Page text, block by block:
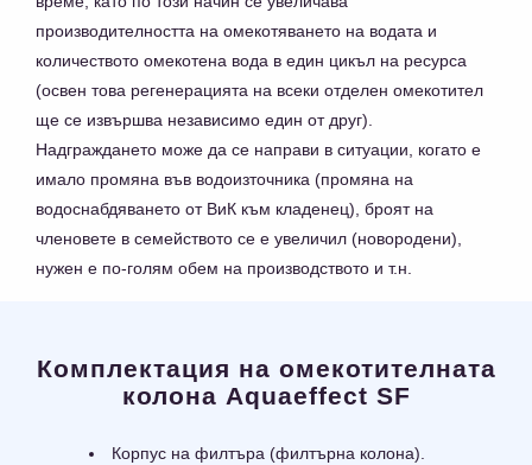
производителността на омекотяването на водата и
количеството омекотена вода в един цикъл на ресурса
(освен това регенерацията на всеки отделен омекотител
ще се извършва независимо един от друг).
Надграждането може да се направи в ситуации, когато е
имало промяна във водоизточника (промяна на
водоснабдяването от ВиК към кладенец), броят на
членовете в семейството се е увеличил (новородени),
нужен е по-голям обем на производството и т.н.
Комплектация на омекотителната
колона Aquaeffect SF
Корпус на филтъра (филтърна колона).